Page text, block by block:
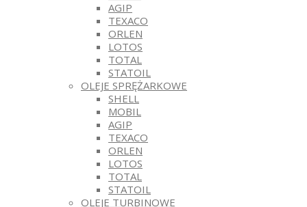
AGIP
TEXACO
ORLEN
LOTOS
TOTAL
STATOIL
OLEJE SPRĘŻARKOWE
SHELL
MOBIL
AGIP
TEXACO
ORLEN
LOTOS
TOTAL
STATOIL
OLEJE TURBINOWE